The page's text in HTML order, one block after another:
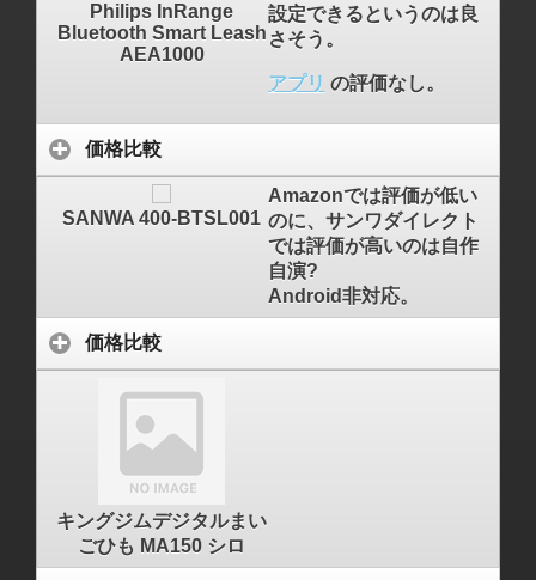
Philips InRange
Bluetooth Smart Leash
AEA1000
設定できるというのは良
さそう。
アプリ の評価なし。
価格比較
SANWA 400-BTSL001
Amazonでは評価が低い
のに、サンワダイレクト
では評価が高いのは自作
自演?
Android非対応。
価格比較
キングジムデジタルまい
ごひも MA150 シロ